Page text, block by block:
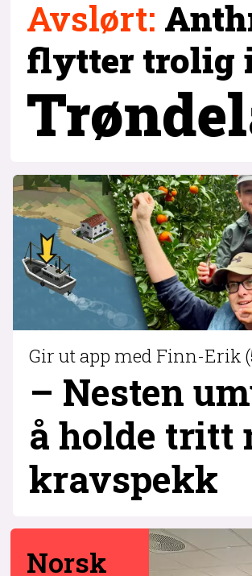
Avslørt:
flytter trolig
Gir ut app med Finn-Erik
– Nesten
å holde tritt
krav­spekk
Norsk